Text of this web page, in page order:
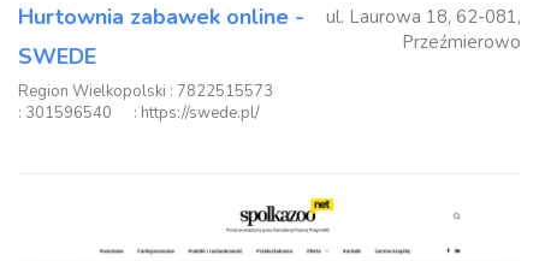
Hurtownia zabawek online -
SWEDE
Region Wielkopolski : 7822515573
: 301596540
: https://swede.pl/
ul. Laurowa 18, 62-081,
Przeźmierowo